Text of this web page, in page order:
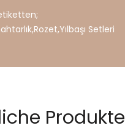
,Rozet,Yılbaşı Setleri
Produkte